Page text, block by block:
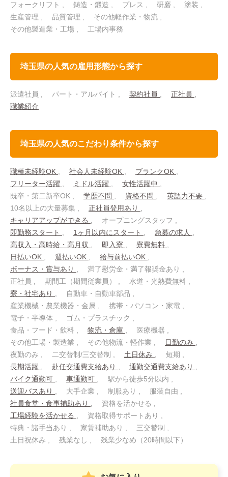
フォークリフト
鋳造・鍛造 プレス 研磨
塗装
生産管理
品質管理
その他軽作業・物流
その他製造業・工場
工場内事務
埼玉県の人気の雇用形態から探す
派遣社員 パート・アルバイト 契約社員
正社員
職業紹介
埼玉県の人気のこだわり条件から探す
職種未経験OK 社会人未経験OK
ブランクOK
フリーター活躍
ミドル活躍
女性活躍中
既卒・第二新卒OK
学歴不問 資格不問
英語力不要
10名以上の大量募集
正社員登用あり
キャリアアップができる
オープニングスタッフ
即勤務スタート
1ヶ月以内にスタート
急募の求人
高収入・高時給・高月収
即入寮
寮費無料
日払いOK
週払いOK
給与前払いOK
ボーナス・賞与あり
満了慰労金・満了報奨金あり
正社員
期間工（期間従業員）
水道・光熱費無料
寮・社宅あり
自動車・自動車部品
産業機械・農業機器・金属
携帯・パソコン・家電
電子・半導体
ゴム・プラスチック
食品・フード・飲料
物流・倉庫
医療機器
その他工場・製造業
その他物流・軽作業
日勤のみ
夜勤のみ
二交替制/三交替制 土日休み
短期
長期活躍
赴任交通費支給あり
通勤交通費支給あり
バイク通勤可
車通勤可
駅から徒歩5分以内
送迎バスあり
大手企業 制服あり
服装自由
社員食堂・食事補助あり
資格を活かせる
工場経験を活かせる
資格取得サポートあり
特典・諸手当あり
家賃補助あり
三交替制
土日祝休み
残業なし 残業少なめ（20時間以下）